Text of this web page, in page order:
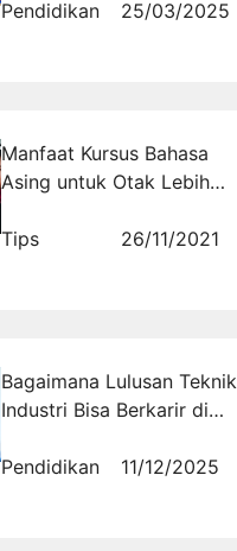
Pendidikan
25/03/2025
Manfaat Kursus Bahasa
Asing untuk Otak Lebih
Luas
Tips 26/11/2021
Bagaimana Lulusan Teknik
Industri Bisa Berkarir di
Global?
Pendidikan 11/12/2025